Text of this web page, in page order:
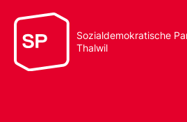
Sozialdemokratische
Thalwil